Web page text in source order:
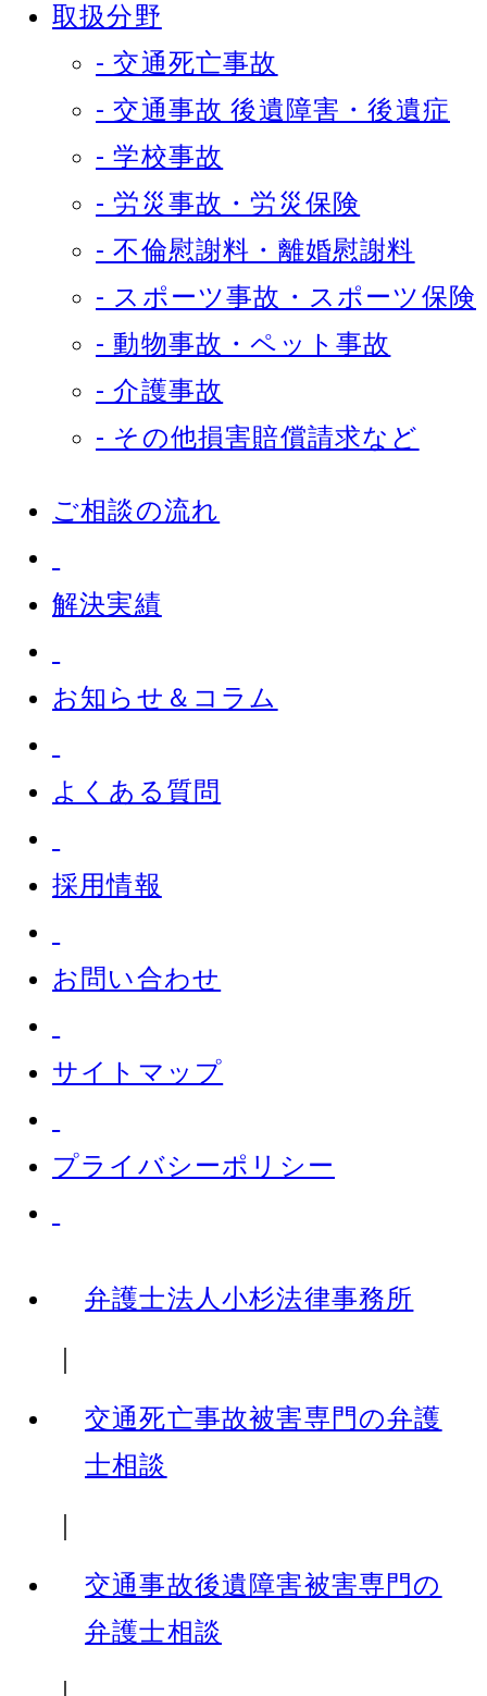
取扱分野
- 交通死亡事故
- 交通事故 後遺障害・後遺症
- 学校事故
- 労災事故・労災保険
- 不倫慰謝料・離婚慰謝料
- スポーツ事故・スポーツ保険
- 動物事故・ペット事故
- 介護事故
- その他損害賠償請求など
ご相談の流れ
解決実績
お知らせ＆コラム
よくある質問
採用情報
お問い合わせ
サイトマップ
プライバシーポリシー
弁護士法人小杉法律事務所
交通死亡事故被害専門の弁護
士相談
交通事故後遺障害被害専門の
弁護士相談